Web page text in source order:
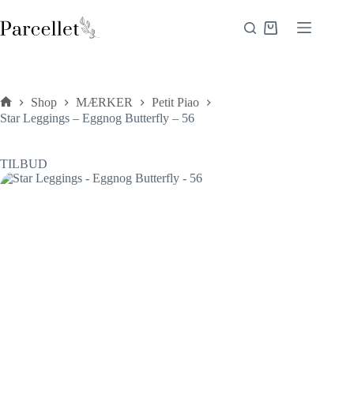
til
indhold
Indkøbskurv
Forside
Shop MÆRKER
Petit Piao
Star Leggings – Eggnog Butterfly – 56
TILBUD